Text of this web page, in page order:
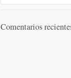
Comentarios